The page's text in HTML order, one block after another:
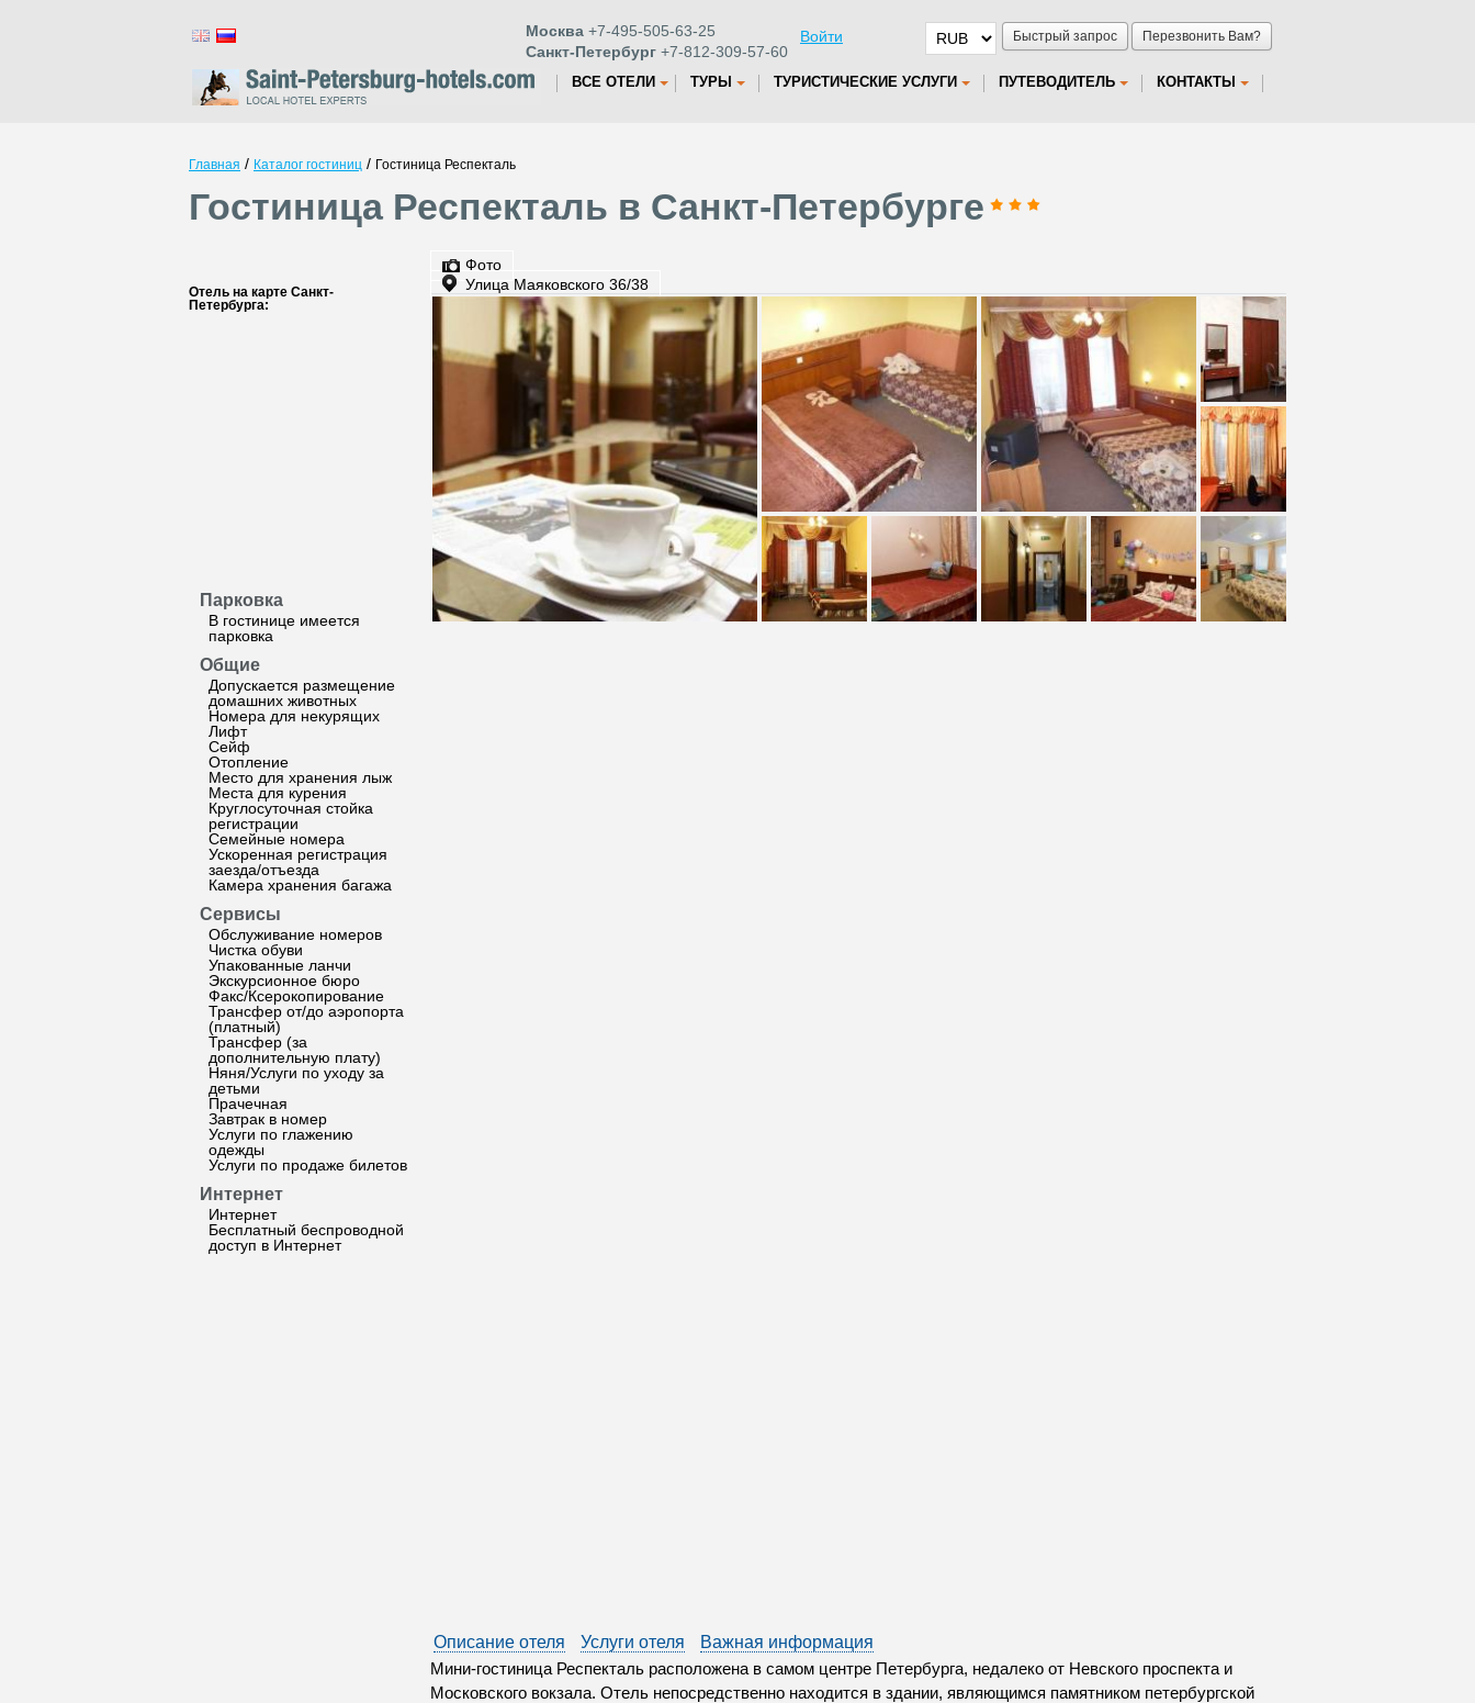
Быстрый запрос Перезвонить Вам?
Москва +7-495-505-63-25
Санкт-Петербург +7-812-309-57-60
Войти
ВСЕ ОТЕЛИ ТУРЫ ТУРИСТИЧЕСКИЕ УСЛУГИ ПУТЕВОДИТЕЛЬ КОНТАКТЫ
Главная / Каталог гостиниц / Гостиница Респекталь
Гостиница Респекталь в Санкт-Петербурге
Отель на карте Санкт-
Петербурга:
Парковка
В гостинице имеется
парковка
Общие
Допускается размещение
домашних животных
Номера для некурящих
Лифт
Сейф
Отопление
Место для хранения лыж
Места для курения
Круглосуточная стойка
регистрации
Семейные номера
Ускоренная регистрация
заезда/отъезда
Камера хранения багажа
Сервисы
Обслуживание номеров
Чистка обуви
Упакованные ланчи
Экскурсионное бюро
Факс/Ксерокопирование
Трансфер от/до аэропорта
(платный)
Трансфер (за
дополнительную плату)
Няня/Услуги по уходу за
детьми
Прачечная
Завтрак в номер
Услуги по глажению
одежды
Услуги по продаже билетов
Интернет
Интернет
Бесплатный беспроводной
доступ в Интернет
Фото
Улица Маяковского 36/38
Описание отеля Услуги отеля
Важная информация
Мини-гостиница Респекталь расположена в самом центре Петербурга, недалеко от Невского проспекта и
Московского вокзала. Отель непосредственно находится в здании, являющимся памятником петербургской